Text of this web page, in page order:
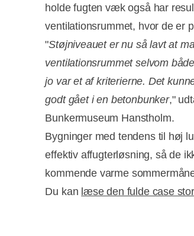
holde fugten væk også har
ventilationsrummet, hvor de er
"Støjniveauet er nu så lavt at
ventilationsrummet selvom
jo var et af kriterierne. Det
godt gået i en betonbunker,"
Bunkermuseum Hanstholm.
Bygninger med tendens til høj
effektiv affugterløsning, så de
kommende varme
Du kan læse den fulde case